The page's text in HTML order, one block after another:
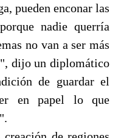
pueden enconar las
nadie querría
no van a ser más
dijo un diplomático
de guardar el
en papel lo que